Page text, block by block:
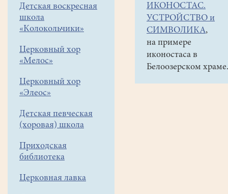
Детская воскресная
школа
«Колокольчики»
Церковный хор
«Мелос»
Церковный хор
«Элеос»
Детская певческая
(хоровая) школа
Приходская
библиотека
Церковная лавка
чтений.ИКОНОСТАС.
УСТРОЙСТВО и
СИМВОЛИКА,
на примере
иконостаса в
Белоозерском храме.